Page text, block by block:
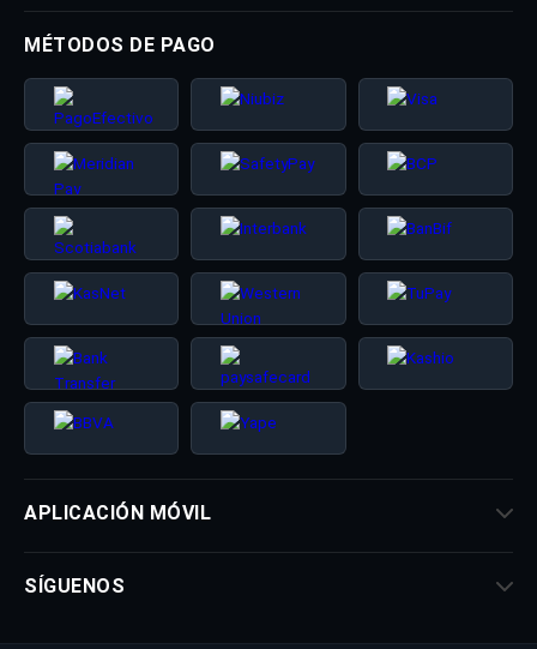
MÉTODOS DE PAGO
APLICACIÓN MÓVIL
SÍGUENOS